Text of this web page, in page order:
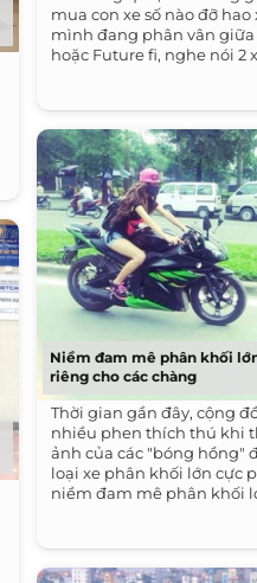
mua con xe số nào đỡ
mình đang phân vân
hoặc Future fi, nghe nói 2
Niềm đam mê phân khối
riêng cho các chàng
Thời gian gần đây, cộng
nhiều phen thích thú khi
ảnh của các "bóng hồng"
loại xe phân khối lớn cực
niềm đam mê phân khối